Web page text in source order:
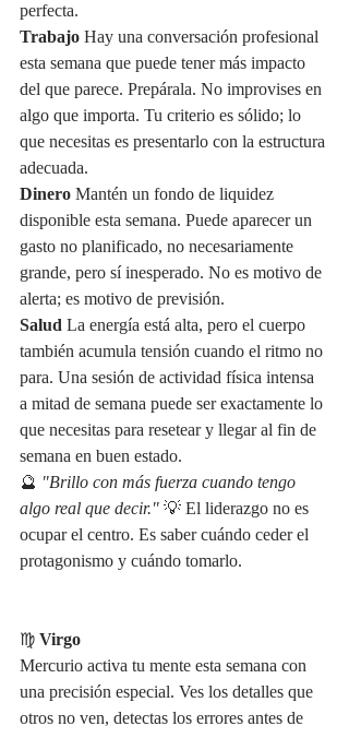
perfecta.
Trabajo Hay una conversación profesional
esta semana que puede tener más impacto
del que parece. Prepárala. No improvises en
algo que importa. Tu criterio es sólido; lo
que necesitas es presentarlo con la estructura
adecuada.
Dinero Mantén un fondo de liquidez
disponible esta semana. Puede aparecer un
gasto no planificado, no necesariamente
grande, pero sí inesperado. No es motivo de
alerta; es motivo de previsión.
Salud La energía está alta, pero el cuerpo
también acumula tensión cuando el ritmo no
para. Una sesión de actividad física intensa
a mitad de semana puede ser exactamente lo
que necesitas para resetear y llegar al fin de
semana en buen estado.
🔮 "Brillo con más fuerza cuando tengo
algo real que decir." 💡 El liderazgo no es
ocupar el centro. Es saber cuándo ceder el
protagonismo y cuándo tomarlo.
♍ Virgo
Mercurio activa tu mente esta semana con
una precisión especial. Ves los detalles que
otros no ven, detectas los errores antes de